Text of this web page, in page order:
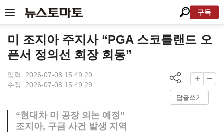
구독
미 조지아 주지사 “PGA 스코틀랜드 오
픈서 정의선 회장 회동”
입력: 2026-07-08 15:49:29
수정: 2026-07-08 15:49:29
답글쓰기
“현대차 미 공장 의논 예정”
조지아, 구금 사건 발생 지역